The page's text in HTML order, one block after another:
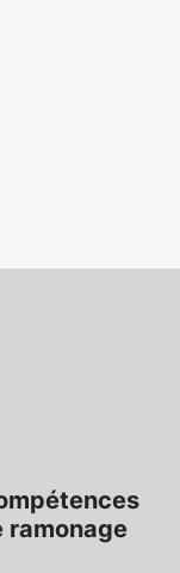
ramonage